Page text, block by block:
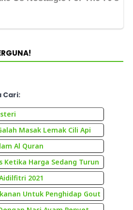
Cari:
Masak Lemak Cili Api
Al Quran
Ketika Harga Sedang Turun
2021
Untuk Penghidap Gout